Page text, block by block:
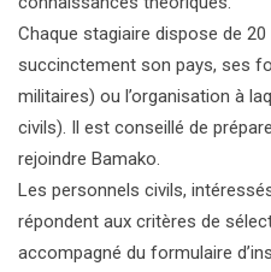
Chaque stagiaire dispose de
succinctement son pays, ses
militaires) ou l’organisation à
civils). Il est conseillé de
rejoindre Bamako.
Les personnels civils,
répondent aux critères de
accompagné du formulaire